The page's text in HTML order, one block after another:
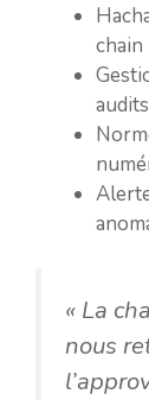
chain
« La
nous